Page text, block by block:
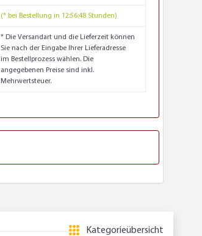
(* bei Bestellung in 12:56:47 Stunden)
* Die Versandart und die Lieferzeit können
Sie nach der Eingabe Ihrer Lieferadresse
im Bestellprozess wählen. Die
angegebenen Preise sind inkl.
Mehrwertsteuer.
Kategorieübersicht